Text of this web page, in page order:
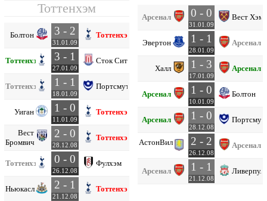
Тоттенхэм
Болтон 3 - 2
31.01.09
Тоттенхэм
Тоттенхэм 3 - 1
27.01.09
Сток Сити
Тоттенхэм 1 - 1
18.01.09
Портсмут
Уиган 1 - 0
11.01.09
Тоттенхэм
Вест
Бромвич
2 - 0
28.12.08
Тоттенхэм
Тоттенхэм 0 - 0
26.12.08
Фулхэм
Ньюкасл 2 - 1
21.12.08
Тоттенхэм
Арсенал 0 - 0
31.01.09
Вест Хэм
Эвертон 1 - 1
28.01.09
Арсенал
Халл 1 - 3
17.01.09
Арсенал
Арсенал 1 - 0
10.01.09
Болтон
Арсенал 1 - 0
28.12.08
Портсмут
АстонВилла 2 - 2
26.12.08
Арсенал
Арсенал 1 - 1
21.12.08
Ливерпуль